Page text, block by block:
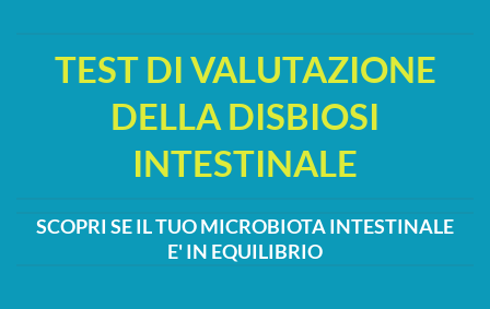
contenutiTEST DI VALUTAZIONE
DELLA DISBIOSI
INTESTINALE
SCOPRI SE IL TUO MICROBIOTA INTESTINALE
E' IN EQUILIBRIO